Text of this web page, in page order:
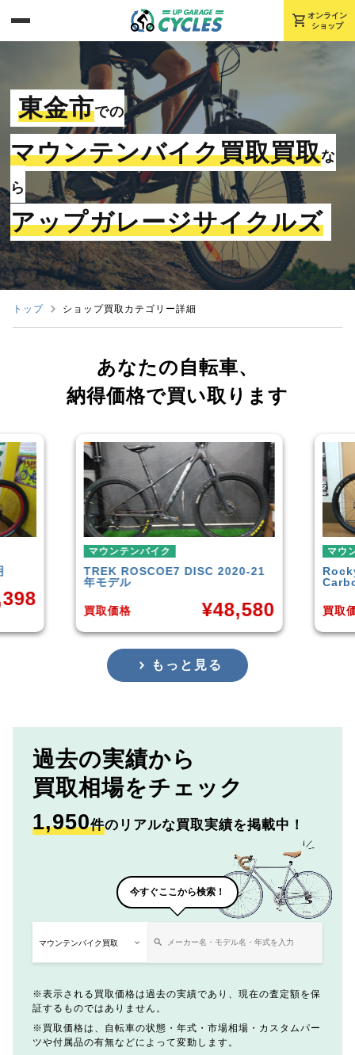
shopping_cart オンライン
ショップ
東金市での
マウンテンバイク買取買取な
ら
アップガレージサイクルズ
トップ ショップ買取カテゴリー詳細
あなたの自転車、
納得価格で買い取ります
21
マウンテンバイク
Rocky MountainElement
Carbon30 2022年モデル
買取価格 ¥144,000
マウ
年頃
買取
もっと見る
過去の実績から
買取相場をチェック
1,950件のリアルな買取実績を掲載中！
今すぐここから検索！
表示される買取価格は過去の実績であり、現在の査定額を保
証するものではありません。
買取価格は、自転車の状態・年式・市場相場・カスタムパー
ツや付属品の有無などによって変動します。